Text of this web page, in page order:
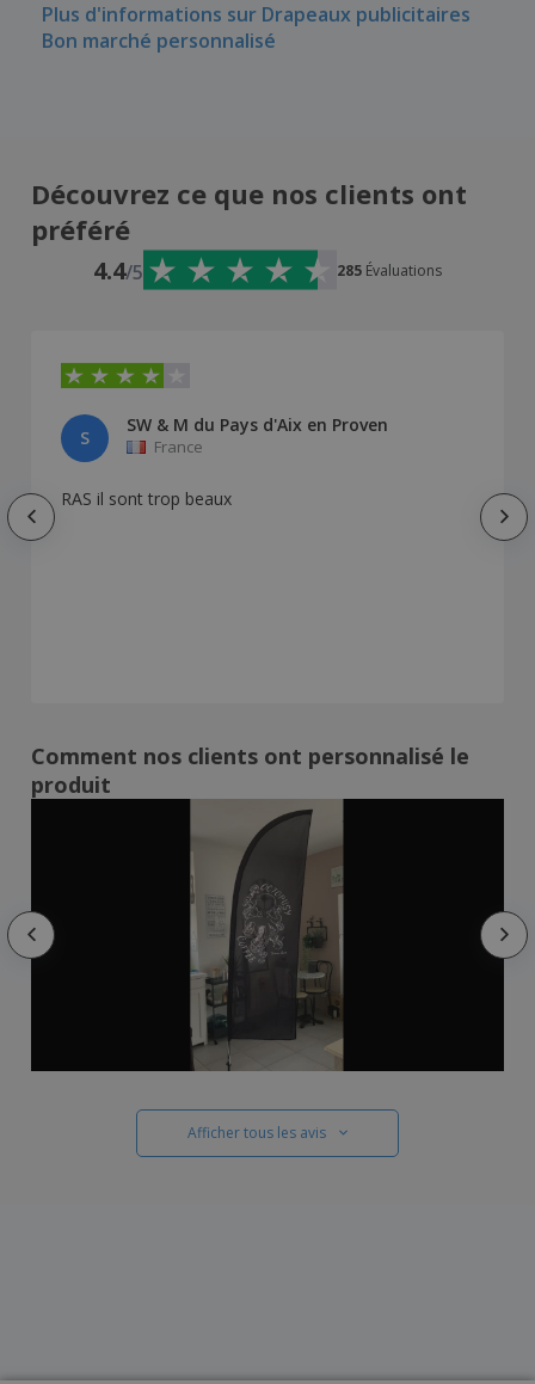
Plus d'informations sur Drapeaux publicitaires
Bon marché personnalisé
Découvrez ce que nos clients ont
préféré
4.4/5 285 Évaluations
S
SW & M du Pays d'Aix en Proven
France
RAS il sont trop beaux
Comment nos clients ont personnalisé le
produit
Afficher tous les avis